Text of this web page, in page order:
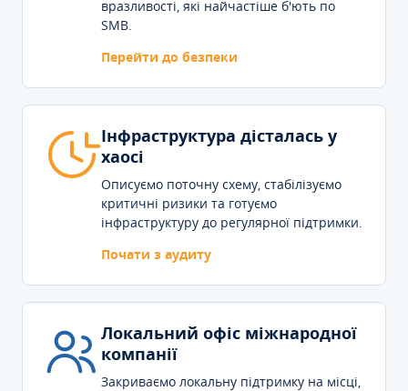
вразливості, які найчастіше б'ють по
SMB.
Перейти до безпеки
Інфраструктура дісталась у
хаосі
Описуємо поточну схему, стабілізуємо
критичні ризики та готуємо
інфраструктуру до регулярної підтримки.
Почати з аудиту
Локальний офіс міжнародної
компанії
Закриваємо локальну підтримку на місці,